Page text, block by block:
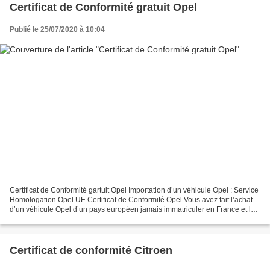
Certificat de Conformité gratuit Opel
Publié le 25/07/2020 à 10:04
Certificat de Conformité gartuit Opel Importation d’un véhicule Opel : Service
Homologation Opel UE Certificat de Conformité Opel Vous avez fait l’achat
d’un véhicule Opel d’un pays européen jamais immatriculer en France et le
Certificat de conformité Citroen